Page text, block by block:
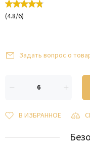
(4.8/6)
Задать вопрос о
В ИЗБРАННОЕ